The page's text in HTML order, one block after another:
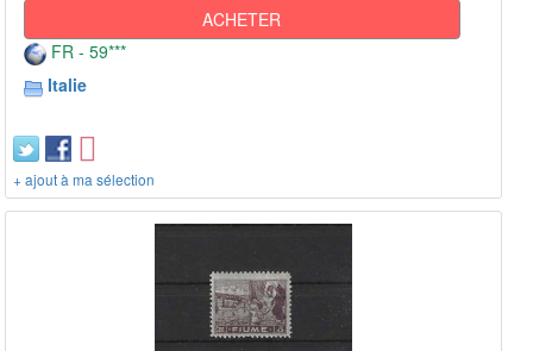
ACHETER
FR - 59***
Italie
+ ajout à ma sélection